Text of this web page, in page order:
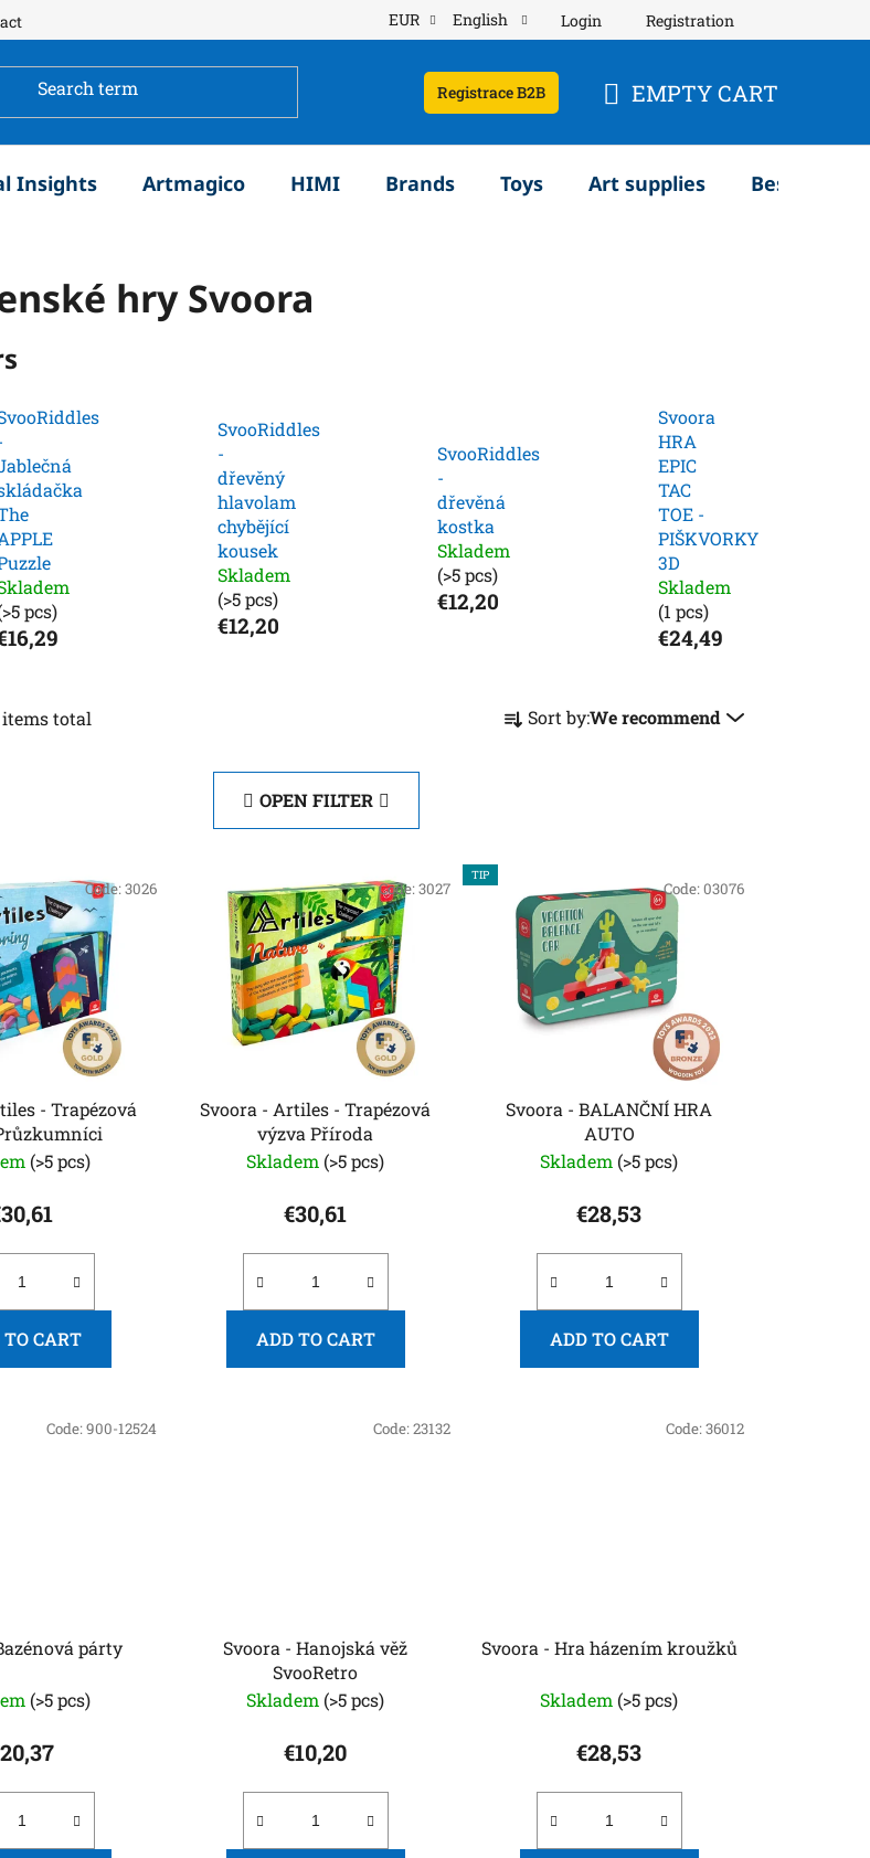
EUR English Login Registration
Registrace B2B
CART
EMPTY CART
Insights Artmagico HIMI Brands Toys Art supplies Bestsellery
hry Svoora
pcs)
SvooRiddles
-
dřevěný
hlavolam
chybějící
kousek
Skladem
(>5 pcs)
€12,20
SvooRiddles
-
dřevěná
kostka
Skladem
(>5 pcs)
€12,20
Svoora
HRA
EPIC
TAC
TOE -
PIŠKVORKY
3D
Skladem
(1 pcs)
€24,49
items total r
o
Sort by:We recommend
OPEN FILTER
- Trapézová
(>5 pcs)
CART
Code:3026
Svoora - Artiles - Trapézová
výzva Příroda
Skladem (>5 pcs)
€30,61
ADD TO CART
Code:3027
TIP
Svoora - BALANČNÍ HRA
AUTO
Skladem (>5 pcs)
€28,53
ADD TO CART
Code:03076
párty
(>5 pcs)
Code:900-12524
Svoora - Hanojská věž
SvooRetro
Skladem (>5 pcs)
€10,20
Code:23132
Svoora - Hra házením kroužků
Skladem (>5 pcs)
€28,53
Code:36012